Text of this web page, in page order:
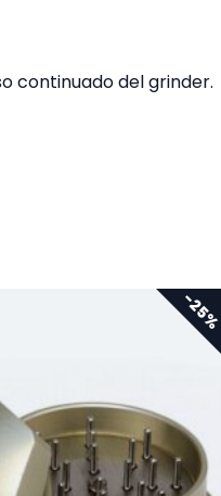
continuado del grinder.